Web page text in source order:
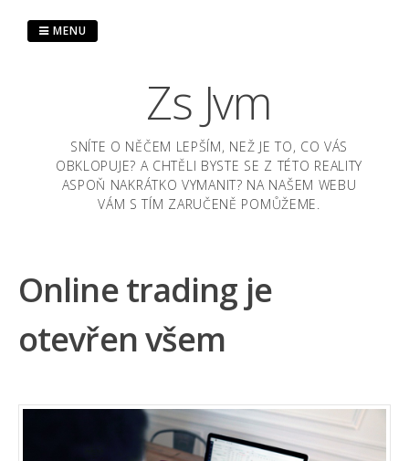
Zs Jvm
SNÍTE O NĚČEM LEPŠÍM, NEŽ JE TO, CO VÁS
OBKLOPUJE? A CHTĚLI BYSTE SE Z TÉTO REALITY
ASPOŇ NAKRÁTKO VYMANIT? NA NAŠEM WEBU
VÁM S TÍM ZARUČENĚ POMŮŽEME.
MENU
Online trading je
otevřen všem